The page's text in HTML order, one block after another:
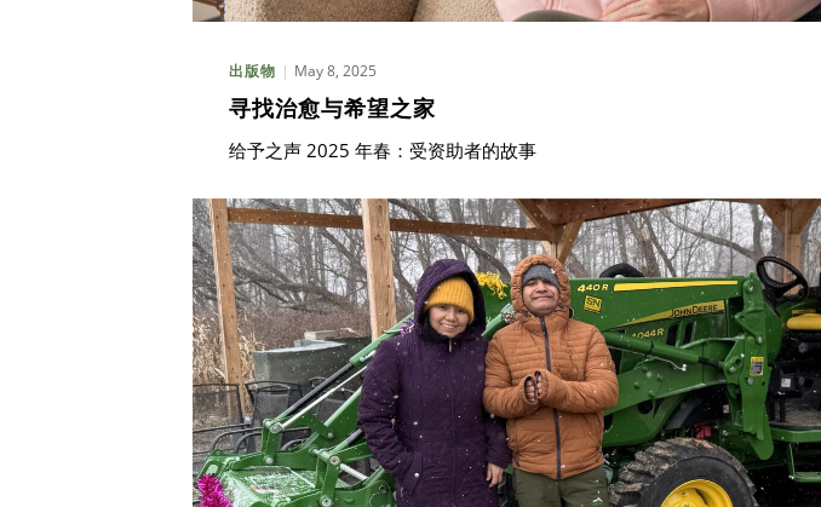
出版物 May 8, 2025
寻找治愈与希望之家
给予之声 2025 年春：受资助者的故事
搜索